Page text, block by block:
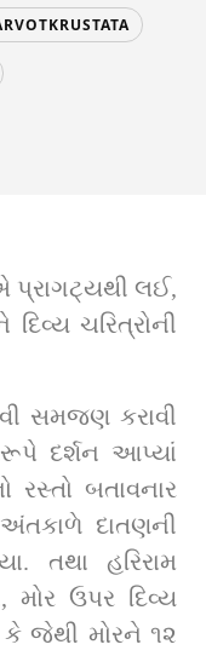
ચરિત્રોની
સમજણ કરાવી
દર્શન આપ્યાં
રસ્તો બતાવનાર
દાતણની
તથા હરિરામ
મોર ઉપર દિવ્ય
જેથી મોરને ૧૨